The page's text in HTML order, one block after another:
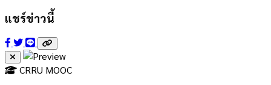
แชร์ข่าวนี้
CRRU MOOC